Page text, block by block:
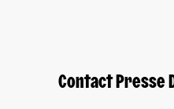
Contact Presse